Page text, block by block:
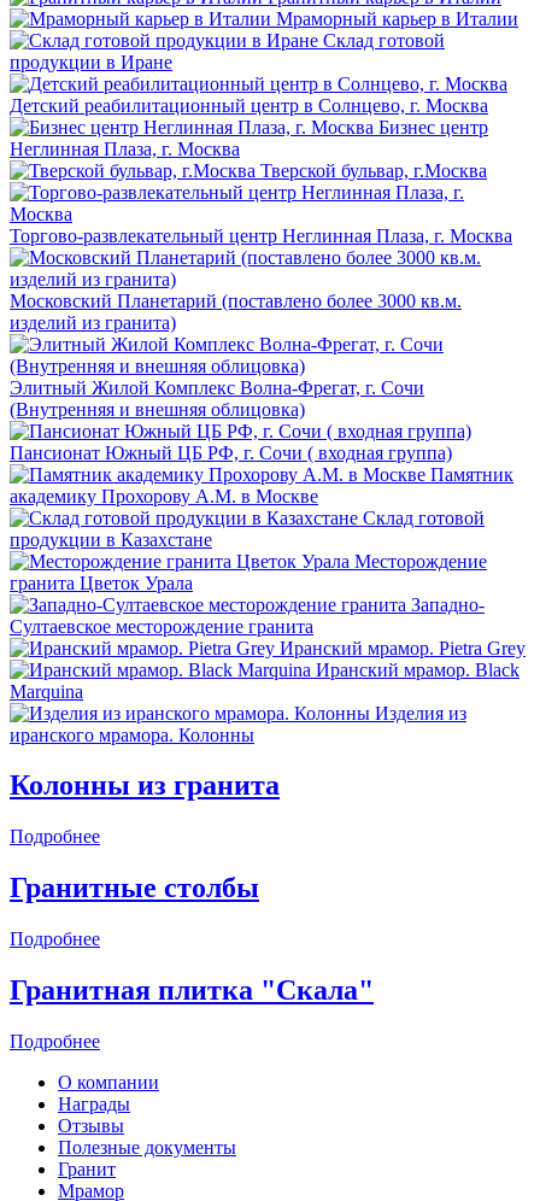
Мраморный карьер в Италии
Склад готовой
продукции в Иране
Детский реабилитационный центр в Солнцево, г. Москва
Бизнес центр
Неглинная Плаза, г. Москва
Тверской бульвар, г.Москва
Торгово-развлекательный центр Неглинная Плаза, г. Москва
Московский Планетарий (поставлено более 3000 кв.м.
изделий из гранита)
Элитный Жилой Комплекс Волна-Фрегат, г. Сочи
(Внутренняя и внешняя облицовка)
Пансионат Южный ЦБ РФ, г. Сочи ( входная группа)
Памятник
академику Прохорову А.М. в Москве
Склад готовой
продукции в Казахстане
Месторождение
гранита Цветок Урала
Западно-
Султаевское месторождение гранита
Иранский мрамор. Pietra Grey
Иранский мрамор. Black
Marquina
Изделия из
иранского мрамора. Колонны
Колонны из гранита
Подробнее
Гранитные столбы
Подробнее
Гранитная плитка "Скала"
Подробнее
О компании
Награды
Отзывы
Полезные документы
Гранит
Мрамор